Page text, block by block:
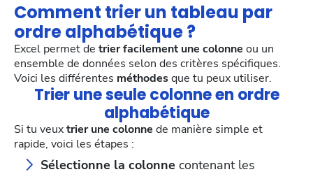
Comment trier un tableau par
ordre alphabétique ?
Excel permet de trier facilement une colonne ou un
ensemble de données selon des critères spécifiques.
Voici les différentes méthodesque tu peux utiliser.
Trier une seule colonne en ordre
alphabétique
Si tu veuxtrier une colonne de manière simple et
rapide, voici les étapes :
Sélectionne la colonne contenant les